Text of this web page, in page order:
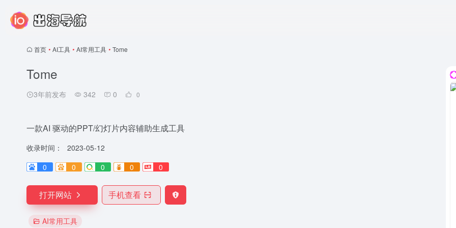
首页 • AI工具 • AI常用工具 • Tome
Tome
3年前发布 342 0 0
一款AI 驱动的PPT/幻灯片内容辅助生成工具
收录时间：
2023-05-12
0
0 0 0 0
打开网站 手机查看
AI常用工具